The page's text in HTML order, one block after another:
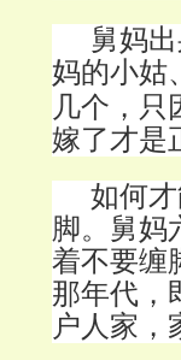
舅妈
妈的小姑
几个，只
嫁了才是
如何
脚。舅妈
着不要缠
那年代，
户人家，